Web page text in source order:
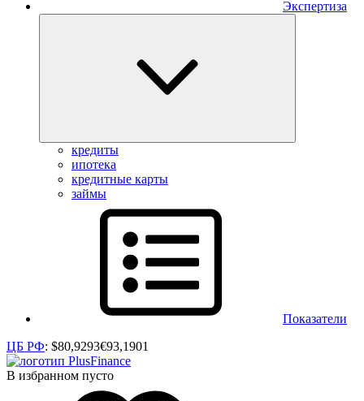
Экспертиза
кредиты
ипотека
кредитные карты
займы
Показатели
ЦБ РФ: $80,9293€93,1901
В избранном пусто